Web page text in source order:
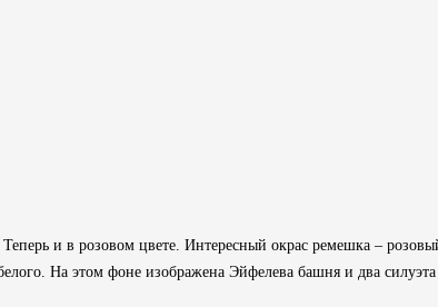
и в розовом цвете. Интересный окрас ремешка –
На этом фоне изображена Эйфелева башня и два